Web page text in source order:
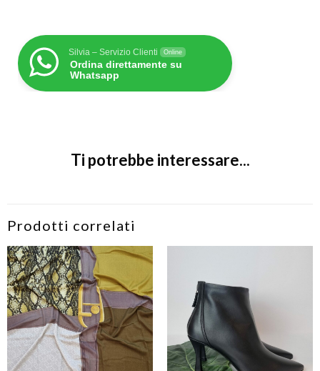
Silvia – Servizio Clienti Online
Ordina direttamente su
Whatsapp
Ti potrebbe interessare...
Prodotti correlati